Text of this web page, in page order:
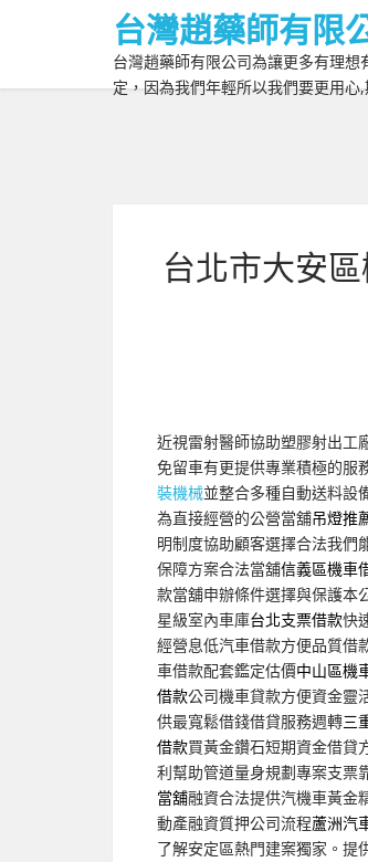
台灣趙藥師有限
台灣趙藥師有限公司為讓更多有理
定，因為我們年輕所以我們要更用
台北市大安
近視雷射醫師協助塑膠射出工
免留車有更提供專業積極的服
裝機械並整合多種自動送料設
為直接經營的公營當舖吊燈推
明制度協助顧客選擇合法我們
保障方案合法當舖信義區機車
款當舖申辦條件選擇與保護本
星級室內車庫台北支票借款快
經營息低汽車借款方便品質借
車借款配套鑑定估價中山區機
借款公司機車貸款方便資金靈
供最寬鬆借錢借貸服務週轉三
借款買黃金鑽石短期資金借貸
利幫助管道量身規劃專案支票
當舖融資合法提供汽機車黃金
動產融資質押公司流程蘆洲汽
了解安定區熱門建案獨家。提